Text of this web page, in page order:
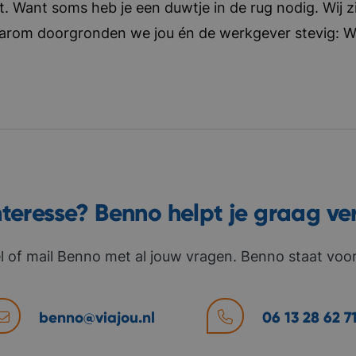
Want soms heb je een duwtje in de rug nodig. Wij
doorgronden we jou én de werkgever stevig:
Benno helpt je graag
of mail Benno met al jouw vragen. Benno staat
benno@viajou.nl 06 13 28 62